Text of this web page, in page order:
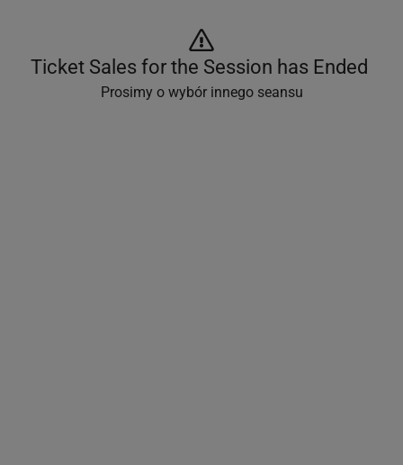
Ticket Sales for the Session has Ended
Prosimy o wybór innego seansu